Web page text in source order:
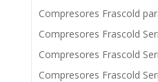
Compresores Frascold
Compresores Frascold
Compresores Frascold
Compresores Frascold